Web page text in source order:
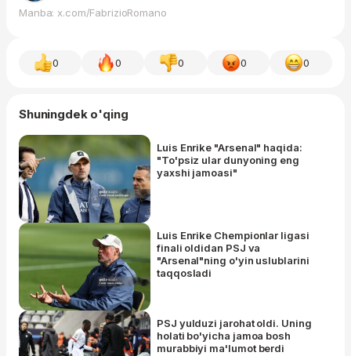
Manba: x.com/FabrizioRomano
0 0 0 0 0
Shuningdek o'qing
Luis Enrike "Arsenal" haqida:
"To'psiz ular dunyoning eng
yaxshi jamoasi"
Luis Enrike Chempionlar ligasi
finali oldidan PSJ va
"Arsenal"ning o'yin uslublarini
taqqosladi
PSJ yulduzi jarohat oldi. Uning
holati bo'yicha jamoa bosh
murabbiyi ma'lumot berdi